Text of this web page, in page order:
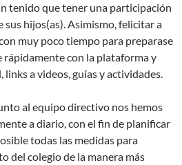
tenido que tener una participación
sus hijos(as). Asimismo, felicitar a
muy poco tiempo para preparase
rápidamente con la plataforma y
a videos, guías y actividades.
al equipo directivo nos hemos
a diario, con el fin de planificar
todas las medidas para
del colegio de la manera más